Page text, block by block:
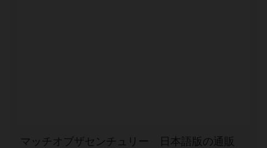
マッチオブザセンチュリー 日本語版の通販